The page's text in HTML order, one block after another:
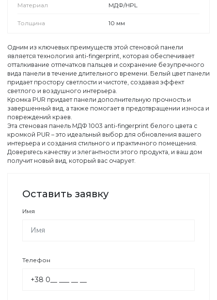
Материал МДФ/HPL
Толщина 10 мм
Одним из ключевых преимуществ этой стеновой панели
является технология anti-fingerprint, которая обеспечивает
отталкивание отпечатков пальцев и сохранение безупречного
вида панели в течение длительного времени. Белый цвет панели
придает простору светлости и чистоте, создавая эффект
светлого и воздушного интерьера.
Кромка PUR придает панели дополнительную прочность и
завершенный вид, а также помогает в предотвращении износа и
повреждений краев.
Эта стеновая панель МДФ 1003 anti-fingerprint белого цвета с
кромкой PUR – это идеальный выбор для обновления вашего
интерьера и создания стильного и практичного помещения.
Доверьтесь качеству и элегантности этого продукта, и ваш дом
получит новый вид, который вас очарует.
Оставить заявку
Имя
Телефон